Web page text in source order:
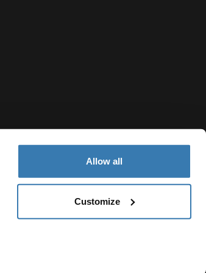
Allow all
Customize
Configuración de cookies Current market/